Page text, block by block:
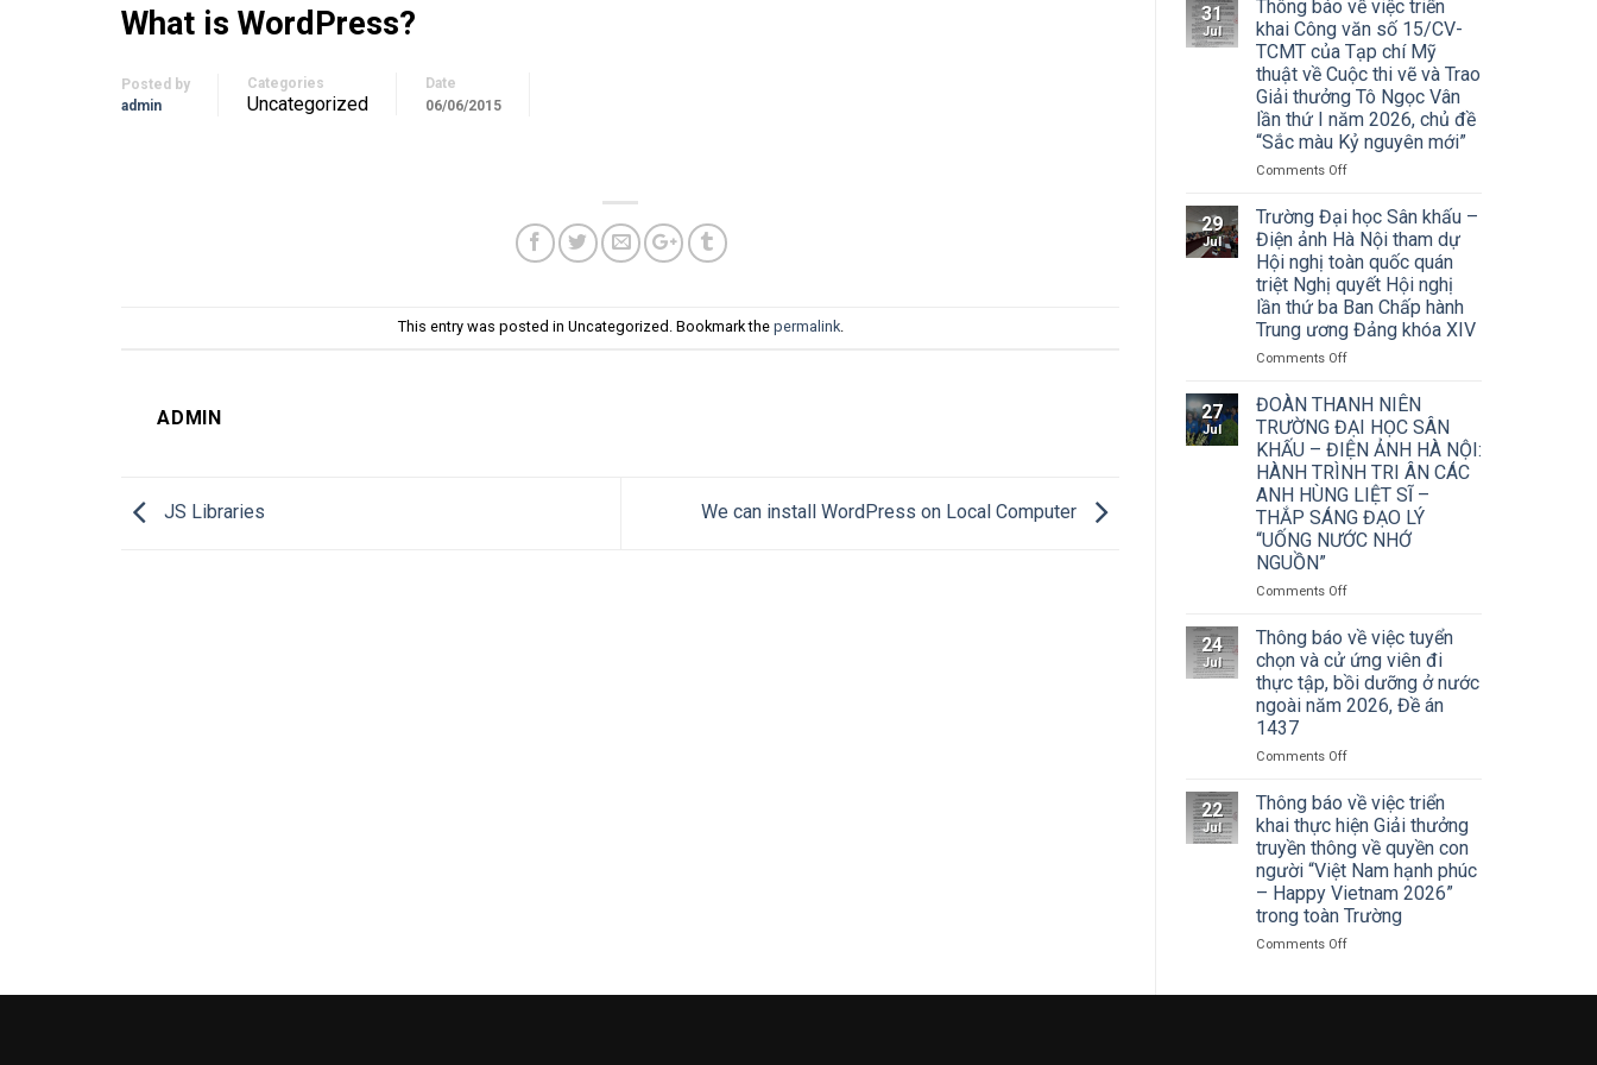
What is WordPress?
Posted by
admin
Categories
Uncategorized
Date
06/06/2015
This entry was posted in Uncategorized. Bookmark the permalink.
ADMIN
JS Libraries We can install WordPress on Local Computer
31
Jul
Thông báo về việc triển
khai Công văn số 15/CV-
TCMT của Tạp chí Mỹ
thuật về Cuộc thi vẽ và Trao
Giải thưởng Tô Ngọc Vân
lần thứ I năm 2026, chủ đề
“Sắc màu Kỷ nguyên mới”
Comments Offon
báo
về
việc
triển
khai
Công
văn
số
của
Tạp
chí
Mỹ
thuật
về
Cuộc
thi
và
Giải
thưởng
Tô
Ngọc
Vân
thứ
năm
2026,
chủ
đề
“Sắc
màu
Kỷ
nguyên
29
Jul
Trường Đại học Sân khấu –
Điện ảnh Hà Nội tham dự
Hội nghị toàn quốc quán
triệt Nghị quyết Hội nghị
lần thứ ba Ban Chấp hành
Trung ương Đảng khóa XIV
Comments Offon
Đại
học
Sân
khấu
–
Điện
ảnh
Hà
nghị
toàn
quốc
quán
nghị
lần
thứ
ba
Ban
Chấp
hành
Trung
27
Jul
ĐOÀN THANH NIÊN
TRƯỜNG ĐẠI HỌC SÂN
KHẤU – ĐIỆN ẢNH HÀ NỘI:
HÀNH TRÌNH TRI ÂN CÁC
ANH HÙNG LIỆT SĨ –
THẮP SÁNG ĐẠO LÝ
“UỐNG NƯỚC NHỚ
NGUỒN”
Comments Offon
THANH
NIÊN
TRƯỜNG
ĐẠI
HỌC
KHẤU
ĐIỆN
ẢNH
HÀ
NỘI:
HÀNH
TRÌNH
TRI
HÙNG
24
Jul
Thông báo về việc tuyển
chọn và cử ứng viên đi
thực tập, bồi dưỡng ở nước
ngoài năm 2026, Đề án
1437
Comments Offon
báo
về
việc
tuyển
chọn
và
cử
ứng
thực
22
Jul
Thông báo về việc triển
khai thực hiện Giải thưởng
truyền thông về quyền con
người “Việt Nam hạnh phúc
– Happy Vietnam 2026”
trong toàn Trường
Comments Offon